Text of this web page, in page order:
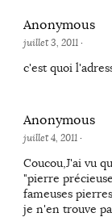
Anonymous
juillet 3, 2011·
c'est quoi
Anonymous
juillet 4, 2011·
Coucou,J'ai vu
"pierre
fameuses
je n'en trouve